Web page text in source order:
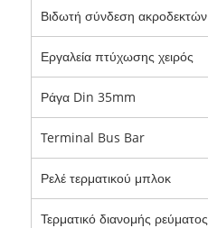
Βιδωτή σύνδεση ακροδεκτών
Εργαλεία πτύχωσης χειρός
Ράγα Din 35mm
Terminal Bus Bar
Ρελέ τερματικού μπλοκ
Τερματικό διανομής ρεύματος